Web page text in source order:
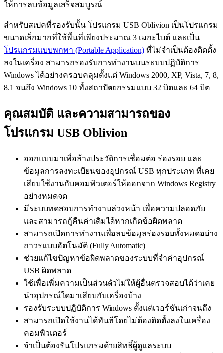
ให้การลบข้อมูลเสร็จสมบูรณ์
สำหรับสเปคที่รองรับนั้น โปรแกรม USB Oblivion เป็นโปรแกรม
ขนาดเล็กมากที่ใช้พื้นที่เพียงประมาณ 3 เมกะไบต์ และเป็น
โปรแกรมแบบพกพา (Portable Application) ที่ไม่จำเป็นต้องติดตั้ง
ลงในเครื่อง สามารถรองรับการทำงานบนระบบปฏิบัติการ
Windows ได้อย่างครอบคลุมตั้งแต่ Windows 2000, XP, Vista, 7, 8,
8.1 จนถึง Windows 10 ทั้งสถาปัตยกรรมแบบ 32 บิตและ 64 บิต
คุณสมบัติ และความสามารถของ
โปรแกรม USB Oblivion
ออกแบบมาเพื่อล้างประวัติการเชื่อมต่อ ร่องรอย และ
ข้อมูลการลงทะเบียนของอุปกรณ์ USB ทุกประเภท ที่เคย
เสียบใช้งานกับคอมพิวเตอร์ให้ออกจาก Windows Registry
อย่างหมดจด
มีระบบทดสอบการทำงานล่วงหน้า เพื่อความปลอดภัย
และสามารถกู้คืนค่าเดิมได้หากเกิดข้อผิดพลาด
สามารถเปิดการทำงานเพื่อลบข้อมูลร่องรอยทั้งหมดอย่าง
ถาวรแบบอัตโนมัติ (Fully Automatic)
ช่วยแก้ไขปัญหาข้อผิดพลาดของระบบที่จำค่าอุปกรณ์
USB ผิดพลาด
ใช้เพื่อเพิ่มความเป็นส่วนตัวไม่ให้ผู้อื่นตรวจสอบได้ว่าเคย
นำอุปกรณ์ใดมาเสียบกับเครื่องบ้าง
รองรับระบบปฏิบัติการ Windows ตั้งแต่เวอร์ชันเก่าจนถึง
สามารถเปิดใช้งานได้ทันทีโดยไม่ต้องติดตั้งลงในเครื่อง
คอมพิวเตอร์
จำเป็นต้องรันโปรแกรมด้วยสิทธิ์ผู้ดูแลระบบ